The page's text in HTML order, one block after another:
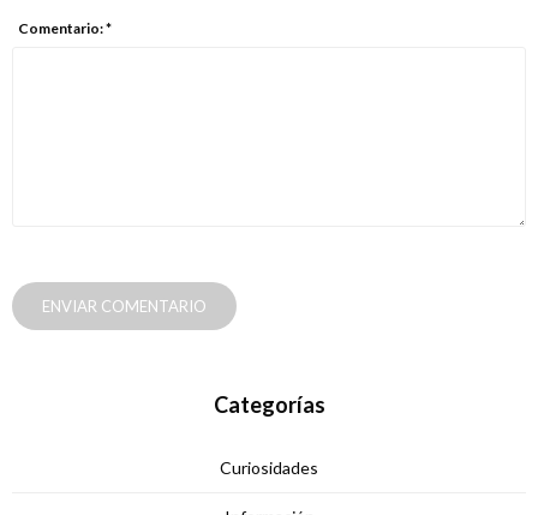
Comentario: *
ENVIAR COMENTARIO
Categorías
Curiosidades